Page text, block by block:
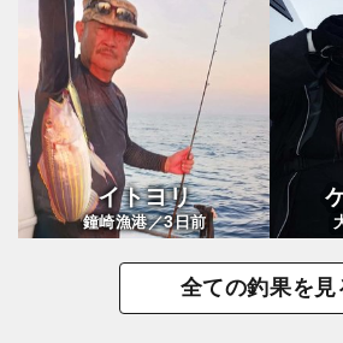
イトヨリ
鐘崎漁港／3日前
全ての釣果を見